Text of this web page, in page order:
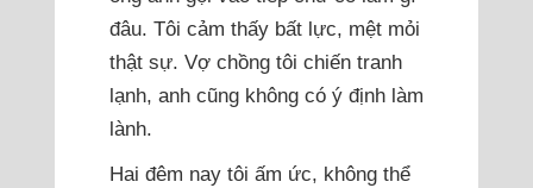
đâu. Tôi cảm thấy bất lực, mệt mỏi
thật sự. Vợ chồng tôi chiến tranh
lạnh, anh cũng không có ý định làm
lành.
Hai đêm nay tôi ấm ức, không thể